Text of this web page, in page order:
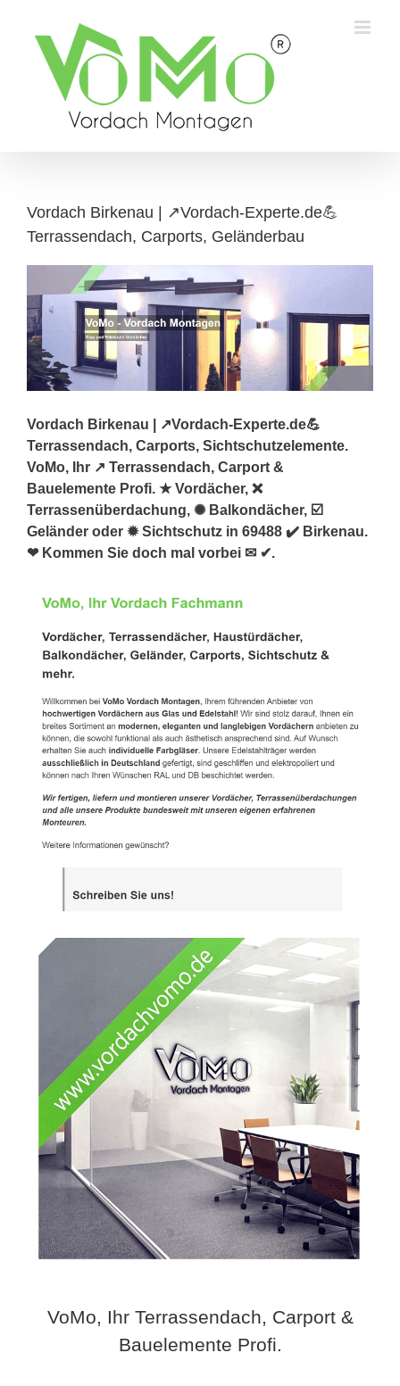
content
Vordach Birkenau | ↗️Vordach-Experte.de💪
Terrassendach, Carports, Geländerbau
Vordach Birkenau | ↗️Vordach-Experte.de💪
Terrassendach, Carports, Sichtschutzelemente.
VoMo, Ihr ↗️ Terrassendach, Carport &
Bauelemente Profi. ★ Vordächer, ❌
Terrassenüberdachung, ✺ Balkondächer, ☑️
Geländer oder ✹ Sichtschutz in 69488 ✔️ Birkenau.
❤ Kommen Sie doch mal vorbei ✉ ✔.
VoMo, Ihr Terrassendach, Carport &
Bauelemente Profi.